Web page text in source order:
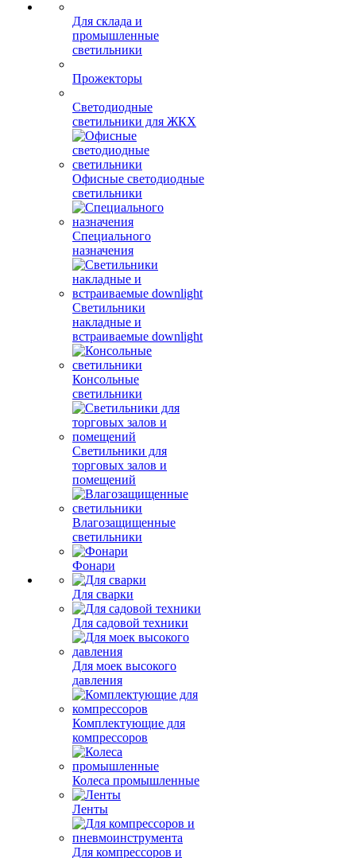
промышленные
Прожекторы
Светодиодные
светильники для ЖКХ
Офисные светодиодные
светильники
Специального
назначения
Светильники
накладные и
встраиваемые downlight
Консольные
светильники
Светильники для
торговых залов и
помещений
Влагозащищенные
светильники
Фонари
Для сварки
Для садовой техники
Для моек высокого
давления
Комплектующие для
компрессоров
Колеса промышленные